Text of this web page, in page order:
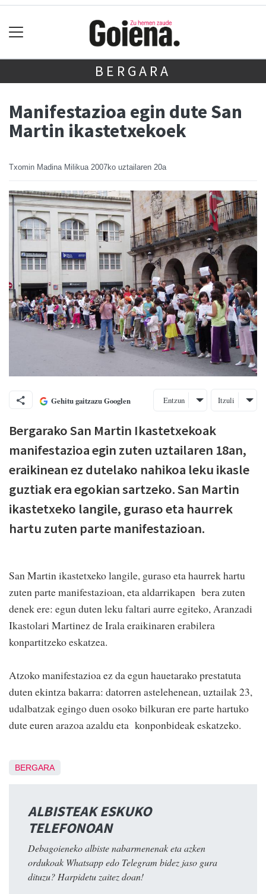
BERGARA
Manifestazioa egin dute San
Martin ikastetxekoek
Txomin Madina Milikua 2007ko uztailaren 20a
Gehitu gaitzazu Googlen Entzun Itzuli
Bergarako San Martin Ikastetxekoak
manifestazioa egin zuten uztailaren 18an,
eraikinean ez dutelako nahikoa leku ikasle
guztiak era egokian sartzeko. San Martin
ikastetxeko langile, guraso eta haurrek
hartu zuten parte manifestazioan.
San Martin ikastetxeko langile, guraso eta haurrek hartu
zuten parte manifestazioan, eta aldarrikapen bera zuten
denek ere: egun duten leku faltari aurre egiteko, Aranzadi
Ikastolari Martinez de Irala eraikinaren erabilera
konpartitzeko eskatzea.
Atzoko manifestazioa ez da egun hauetarako prestatuta
duten ekintza bakarra: datorren astelehenean, uztailak 23,
udalbatzak egingo duen osoko bilkuran ere parte hartuko
dute euren arazoa azaldu eta konponbideak eskatzeko.
BERGARA
ALBISTEAK ESKUKO
TELEFONOAN
Debagoieneko albiste nabarmenenak eta azken
ordukoak Whatsapp edo Telegram bidez jaso gura
dituzu? Harpidetu zaitez doan!